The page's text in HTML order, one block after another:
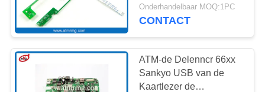
NEEM
CONTACT
MET
Kaartlezer
Onderhandelbaar MOQ:1PC
CONTACT
ATM-de Delenncr 66xx
Sankyo USB van de
Kaartlezer de